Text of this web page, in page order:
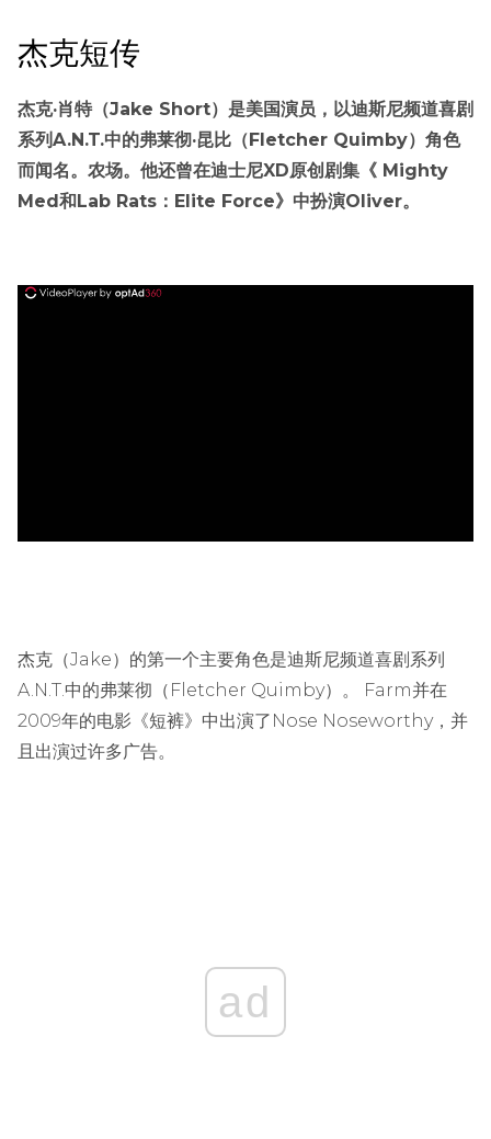
杰克短传
杰克·肖特（Jake Short）是美国演员，以迪斯尼频道喜剧
系列A.N.T.中的弗莱彻·昆比（Fletcher Quimby）角色
而闻名。农场。他还曾在迪士尼XD原创剧集《 Mighty
Med和Lab Rats：Elite Force》中扮演Oliver。
杰克（Jake）的第一个主要角色是迪斯尼频道喜剧系列
A.N.T.中的弗莱彻（Fletcher Quimby）。 Farm并在
2009年的电影《短裤》中出演了Nose Noseworthy，并
且出演过许多广告。
ad